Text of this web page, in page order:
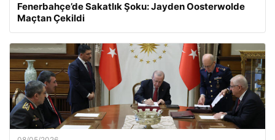
Fenerbahçe’de Sakatlık Şoku: Jayden Oosterwolde
Maçtan Çekildi